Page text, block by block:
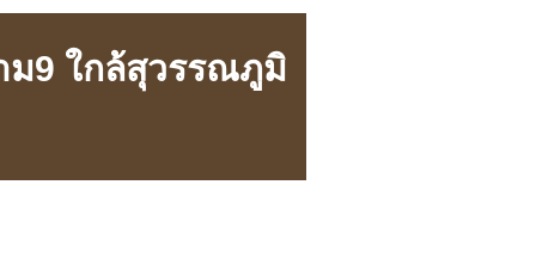
ม9 ใกล้สุวรรณภูมิ